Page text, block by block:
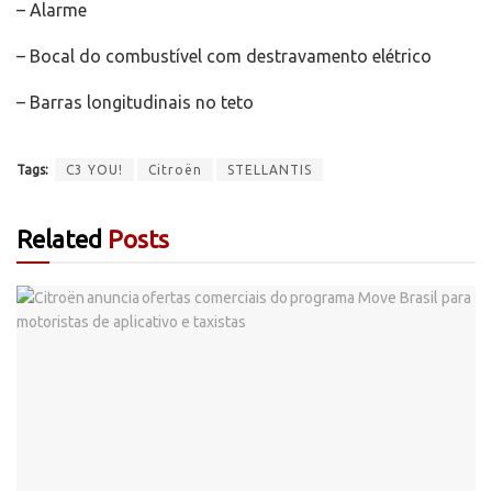
– Alarme
– Bocal do combustível com destravamento elétrico
– Barras longitudinais no teto
Tags: C3 YOU! Citroën STELLANTIS
Related Posts